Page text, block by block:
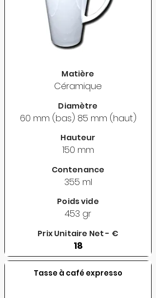
Matière
Céramique
Diamètre
60 mm (bas) 85 mm (haut)
Hauteur
150 mm
Contenance
355 ml
Poids vide
453 gr
Prix Unitaire Net - €
18
Tasse à café expresso